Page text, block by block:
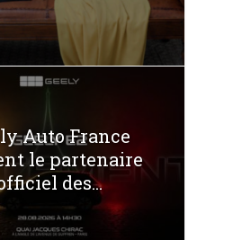
Auto France
le partenaire
des...